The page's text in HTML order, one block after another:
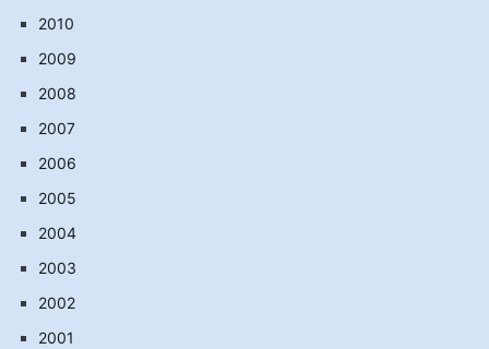
2010
2009
2008
2007
2006
2005
2004
2003
2002
2001